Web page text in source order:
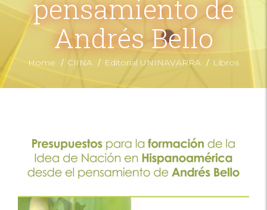
pensamiento de
Andrés Bello
Home / CIINA / Editorial UNINAVARRA / Libros